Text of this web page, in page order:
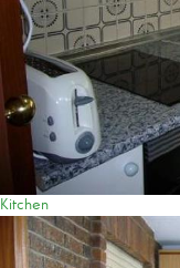
Kitchen